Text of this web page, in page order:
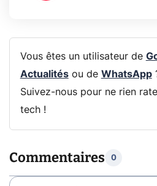
Vous êtes un utilisateur de
Actualitésou de WhatsApp
Suivez-nous pour ne rien
tech !
Commentaires 0